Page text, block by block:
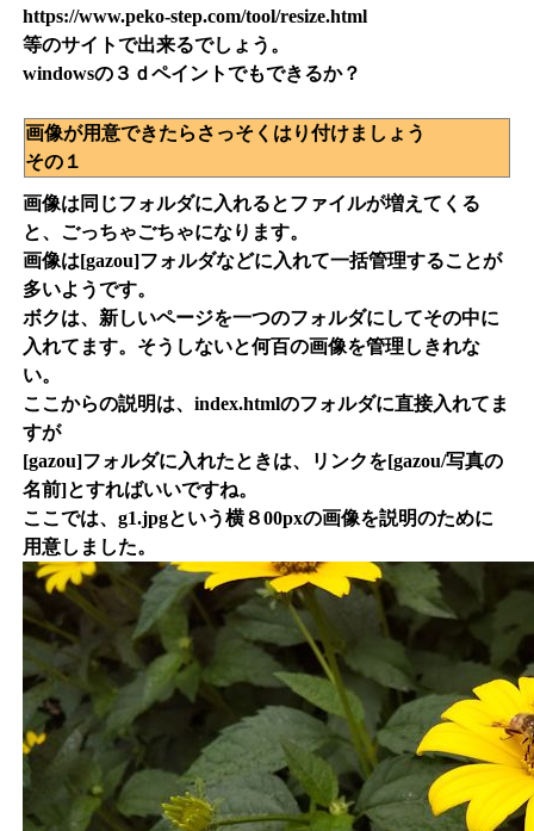
https://www.peko-step.com/tool/resize.html
等のサイトで出来るでしょう。
windowsの３ｄペイントでもできるか？
画像が用意できたらさっそくはり付けましょう
その１
画像は同じフォルダに入れるとファイルが増えてくる
と、ごっちゃごちゃになります。
画像は[gazou]フォルダなどに入れて一括管理することが
多いようです。
ボクは、新しいページを一つのフォルダにしてその中に
入れてます。そうしないと何百の画像を管理しきれな
い。
ここからの説明は、index.htmlのフォルダに直接入れてま
すが
[gazou]フォルダに入れたときは、リンクを[gazou/写真の
名前]とすればいいですね。
ここでは、g1.jpgという横８00pxの画像を説明のために
用意しました。